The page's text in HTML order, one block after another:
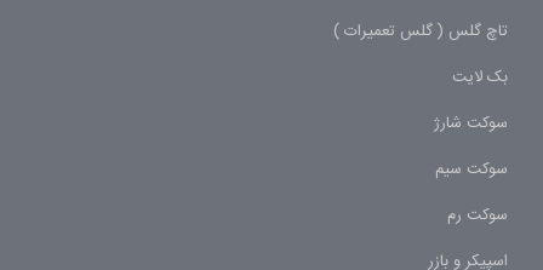
تاچ گلس ( گلس تعمیرات )
بک لایت
سوکت شارژ
سوکت سیم
سوکت رم
اسپیکر و بازر